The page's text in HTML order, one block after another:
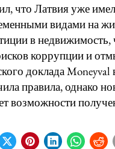
что Латвия уже
видами на
в недвижимость,
коррупции и
доклада Moneyval
правила, однако
возможности